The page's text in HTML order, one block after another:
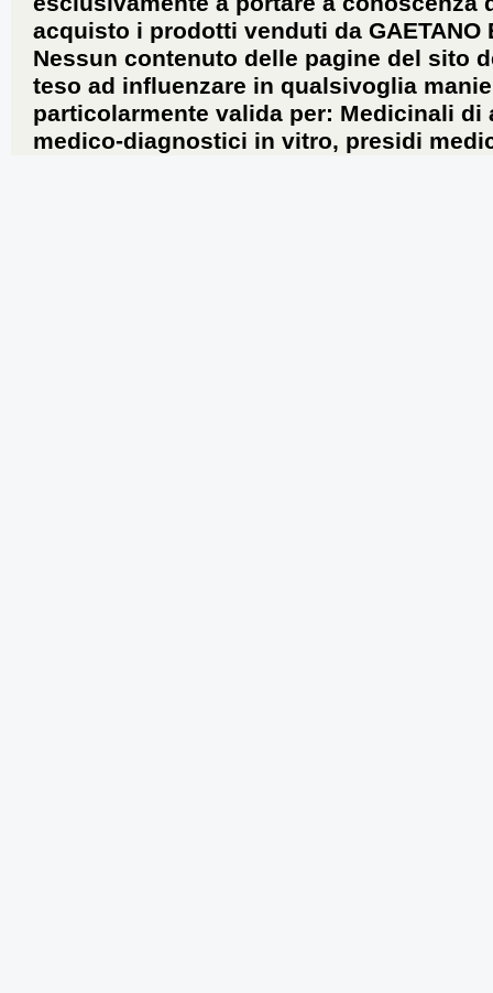
acquisto i prodotti venduti da GAETANO
Nessun contenuto delle pagine del sito
teso ad influenzare in qualsivoglia
particolarmente valida per: Medicinali
medico-diagnostici in vitro, presidi